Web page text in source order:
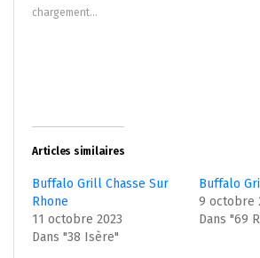
nouvelle
fenêtre)
chargement…
Articles similaires
Buffalo Grill Chasse Sur
Rhone
11 octobre 2023
Dans "38 Isère"
Buffalo
9 octobre
Dans "69